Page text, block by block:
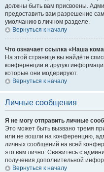
должны быть вам присвоены.
предоставить вам разрешение
умолчанию в личном разделе.
Вернуться к началу
Что означает ссылка «Наша
На этой странице вы найдёте
конференции и другую
которые они модерируют.
Вернуться к началу
Личные сообщения
Я не могу отправить личные
Это может быть вызвано тремя
или не вошли на конференцию,
личных сообщений на всей
это вам лично. Свяжитесь с
получения дополнительной
Вернуться к началу